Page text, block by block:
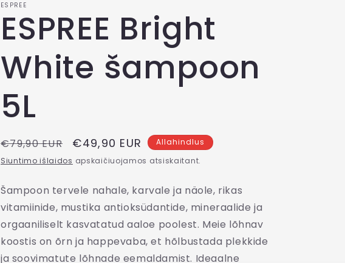
ESPREE
ESPREE Bright
White šampoon
5L
Tavahind
€79,90 EUR
Išpardavimo
kaina
€49,90 EUR
Allahindlus
Siuntimo išlaidos apskaičiuojamos atsiskaitant.
Šampoon tervele nahale, karvale ja näole, rikas
vitamiinide, mustika antioksüdantide, mineraalide ja
orgaaniliselt kasvatatud aaloe poolest. Meie lõhnav
koostis on õrn ja happevaba, et hõlbustada plekkide
ja soovimatute lõhnade eemaldamist. Ideaalne